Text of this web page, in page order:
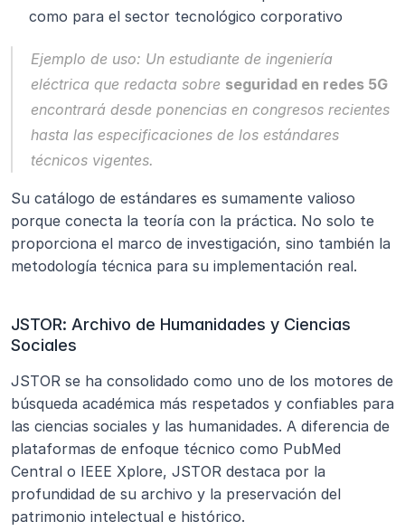
como para el sector tecnológico corporativo
Ejemplo de uso: Un estudiante de ingeniería
eléctrica que redacta sobre seguridad en redes 5G
encontrará desde ponencias en congresos recientes
hasta las especificaciones de los estándares
técnicos vigentes.
Su catálogo de estándares es sumamente valioso
porque conecta la teoría con la práctica. No solo te
proporciona el marco de investigación, sino también la
metodología técnica para su implementación real.
JSTOR: Archivo de Humanidades y Ciencias
Sociales
JSTOR se ha consolidado como uno de los motores de
búsqueda académica más respetados y confiables para
las ciencias sociales y las humanidades. A diferencia de
plataformas de enfoque técnico como PubMed
Central o IEEE Xplore, JSTOR destaca por la
profundidad de su archivo y la preservación del
patrimonio intelectual e histórico.